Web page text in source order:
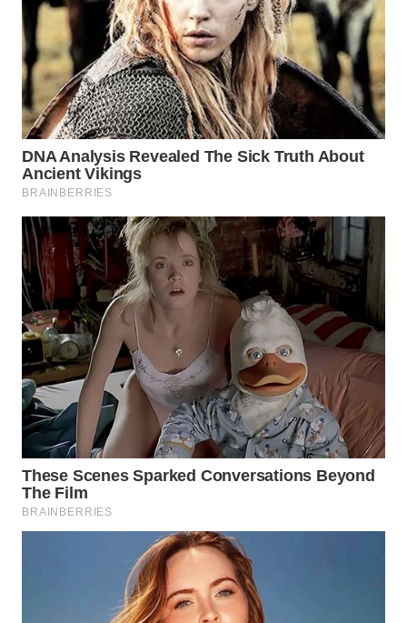
WN
KALTENG
WN
KALTARA
WN
KALSEL
KALTIM
WN
SULSEL
WN
GORONTALO
WN
SULUT
WN
MALUKU